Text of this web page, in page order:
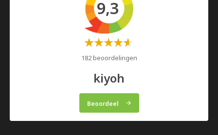
9,3
Waardering:
182 beoordelingen
kiyoh
Beoordeel